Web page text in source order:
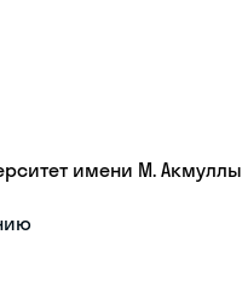
имени М. Акмуллы